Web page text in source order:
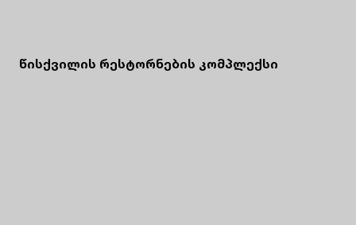
წისქვილის რესტორნების კომპლექსი